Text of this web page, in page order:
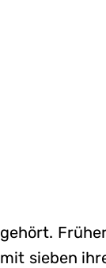
gehört.
mit sieben